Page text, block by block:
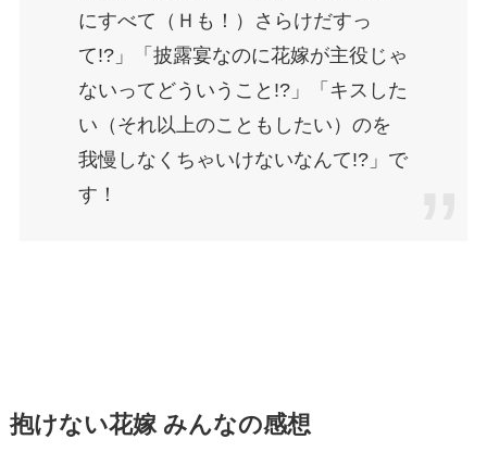
にすべて（Ｈも！）さらけだすっ
て!?」「披露宴なのに花嫁が主役じゃ
ないってどういうこと!?」「キスした
い（それ以上のこともしたい）のを
我慢しなくちゃいけないなんて!?」で
す！
抱けない花嫁 みんなの感想